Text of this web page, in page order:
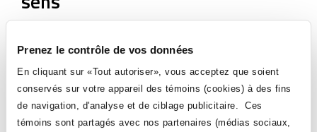
Prenez le contrôle de vos données
En cliquant sur «Tout autoriser», vous acceptez que soient
conservés sur votre appareil des témoins (cookies) à des fins
de navigation, d'analyse et de ciblage publicitaire. Ces
témoins sont partagés avec nos partenaires (médias sociaux,
se souvenir;
reconnaître;
écouter;
poser un geste de solidarité.